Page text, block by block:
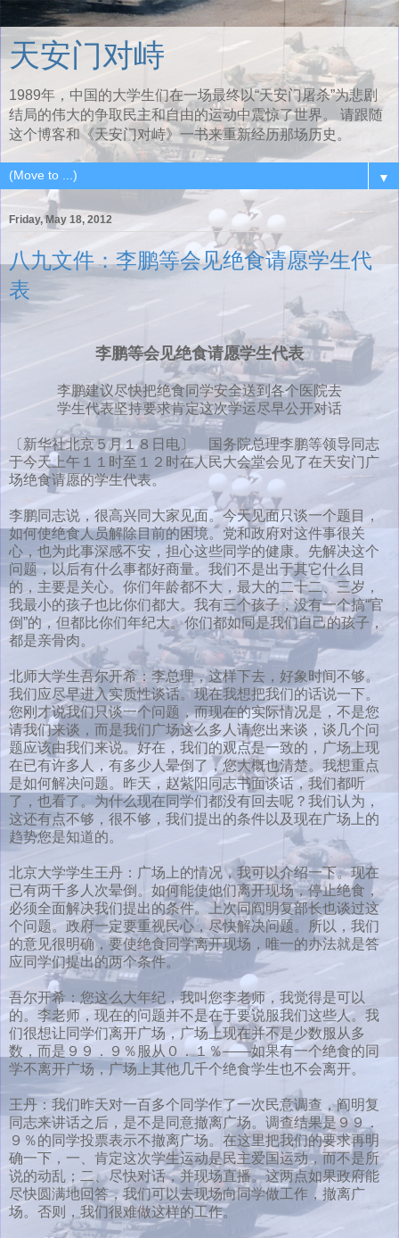
天安门对峙
1989年，中国的大学生们在一场最终以“天安门屠杀”为悲剧
结局的伟大的争取民主和自由的运动中震惊了世界。 请跟随
这个博客和《天安门对峙》一书来重新经历那场历史。
▼
Friday, May 18, 2012
八九文件：李鹏等会见绝食请愿学生代
表
李鹏等会见绝食请愿学生代表
李鹏建议尽快把绝食同学安全送到各个医院去
学生代表坚持要求肯定这次学运尽早公开对话
〔新华社北京５月１８日电〕 国务院总理李鹏等领导同志
于今天上午１１时至１２时在人民大会堂会见了在天安门广
场绝食请愿的学生代表。
李鹏同志说，很高兴同大家见面。今天见面只谈一个题目，
如何使绝食人员解除目前的困境。党和政府对这件事很关
心，也为此事深感不安，担心这些同学的健康。先解决这个
问题，以后有什么事都好商量。我们不是出于其它什么目
的，主要是关心。你们年龄都不大，最大的二十二、三岁，
我最小的孩子也比你们都大。我有三个孩子，没有一个搞“官
倒”的，但都比你们年纪大。你们都如同是我们自己的孩子，
都是亲骨肉。
北师大学生吾尔开希：李总理，这样下去，好象时间不够。
我们应尽早进入实质性谈话。现在我想把我们的话说一下。
您刚才说我们只谈一个问题，而现在的实际情况是，不是您
请我们来谈，而是我们广场这么多人请您出来谈，谈几个问
题应该由我们来说。好在，我们的观点是一致的，广场上现
在已有许多人，有多少人晕倒了，您大概也清楚。我想重点
是如何解决问题。昨天，赵紫阳同志书面谈话，我们都听
了，也看了。为什么现在同学们都没有回去呢？我们认为，
这还有点不够，很不够，我们提出的条件以及现在广场上的
趋势您是知道的。
北京大学学生王丹：广场上的情况，我可以介绍一下。现在
已有两千多人次晕倒。如何能使他们离开现场，停止绝食，
必须全面解决我们提出的条件。上次同阎明复部长也谈过这
个问题。政府一定要重视民心，尽快解决问题。所以，我们
的意见很明确，要使绝食同学离开现场，唯一的办法就是答
应同学们提出的两个条件。
吾尔开希：您这么大年纪，我叫您李老师，我觉得是可以
的。李老师，现在的问题并不是在于要说服我们这些人。我
们很想让同学们离开广场，广场上现在并不是少数服从多
数，而是９９．９％服从０．１％——如果有一个绝食的同
学不离开广场，广场上其他几千个绝食学生也不会离开。
王丹：我们昨天对一百多个同学作了一次民意调查，阎明复
同志来讲话之后，是不是同意撤离广场。调查结果是９９．
９％的同学投票表示不撤离广场。在这里把我们的要求再明
确一下，一、肯定这次学生运动是民主爱国运动，而不是所
说的动乱；二、尽快对话，并现场直播。这两点如果政府能
尽快圆满地回答，我们可以去现场向同学做工作，撤离广
场。否则，我们很难做这样的工作。